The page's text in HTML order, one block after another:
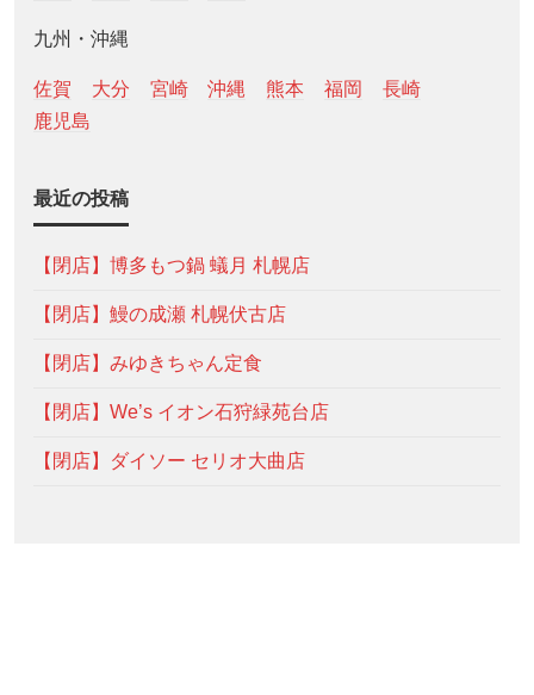
九州・沖縄
佐賀 大分 宮崎 沖縄 熊本 福岡
長崎
鹿児島
最近の投稿
【閉店】博多もつ鍋 蟻月 札幌店
【閉店】鰻の成瀬 札幌伏古店
【閉店】みゆきちゃん定食
【閉店】We’s イオン石狩緑苑台店
【閉店】ダイソー セリオ大曲店